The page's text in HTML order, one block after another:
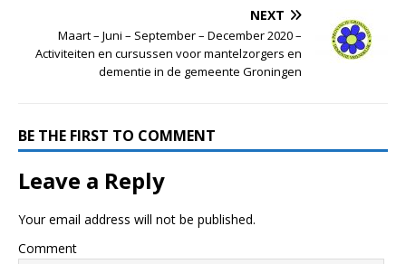
NEXT
Maart – Juni – September – December 2020 –
Activiteiten en cursussen voor mantelzorgers en
dementie in de gemeente Groningen
BE THE FIRST TO COMMENT
Leave a Reply
Your email address will not be published.
Comment